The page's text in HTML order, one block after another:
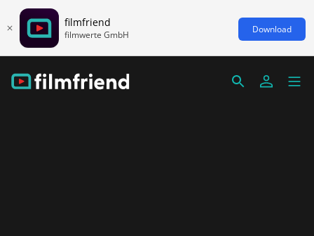
filmfriend
filmwerte GmbH Download